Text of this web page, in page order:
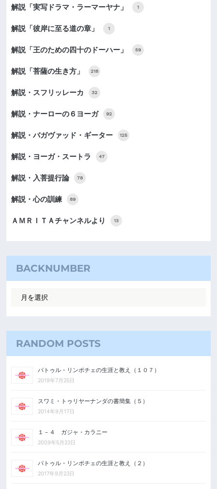
解説「実写ドラマ・ラーマーヤナ」 1
解説「彼岸に至る道の章」 1
解説「王のための四十のドーハー」 59
解説「菩薩の生き方」 218
解説・スフリッレーカ 32
解説・ナーローの６ヨーガ 92
解説・バガヴァッド・ギーター 125
解説・ヨーガ・スートラ 47
解説・入菩提行論 78
解説・心の訓練 89
ＡＭＲＩＴＡチャンネルより 13
BACKNUMBER
RANDOM POSTS
パトゥル・リンポチェの生涯と教え（１０７）
2019年7月25日
スワミ・トゥリヤーナンダの書簡集（５）
2014年9月17日
１－４ ガジャ・カラニー
2009年5月23日
パトゥル・リンポチェの生涯と教え（２）
2017年9月23日